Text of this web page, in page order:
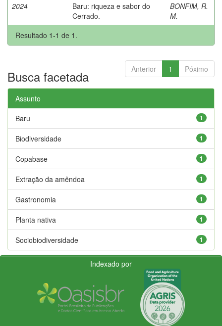
2024
Baru: riqueza e sabor do
Cerrado.
BONFIM, R.
M.
Resultado 1-1 de 1.
Anterior 1 Póximo
Busca facetada
Assunto
1
Baru
1
Biodiversidade
1
Copabase
1
Extração da amêndoa
1
Gastronomia
1
Planta nativa
1
Sociobiodiversidade
Indexado por